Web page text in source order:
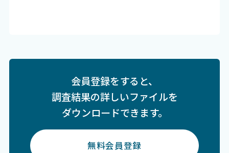
会員登録をすると、
調査結果の詳しいファイルを
ダウンロードできます。
無料会員登録